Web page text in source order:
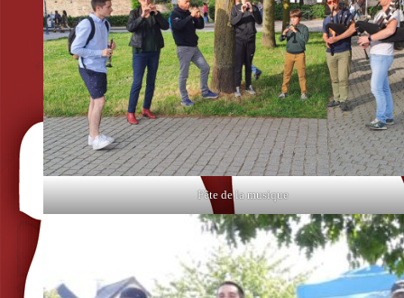
Fête de la musique